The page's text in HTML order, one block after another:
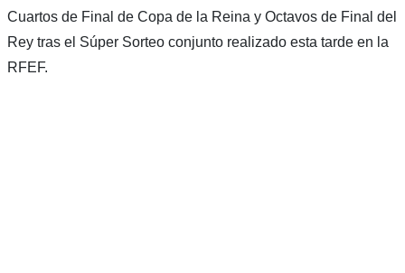
Cuartos de Final de Copa de la Reina y Octavos de Final del
Rey tras el Súper Sorteo conjunto realizado esta tarde en la
RFEF.